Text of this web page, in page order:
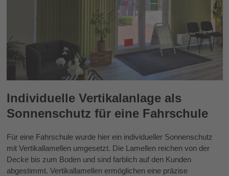
Individuelle Vertikalanlage als
Sonnenschutz für eine Fahrschule
Für eine Fahrschule wurde hier ein individueller Sonnenschutz
mit Vertikallamellen umgesetzt. Die Lamellen reichen von der
Decke bis zum Boden und sind farblich auf den Kunden
abgestimmt. Vertikallamellen ermöglichen eine präzise